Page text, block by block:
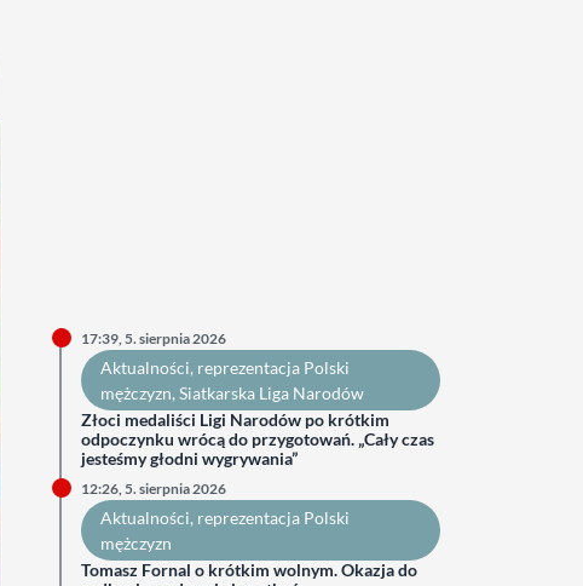
17:39, 5. sierpnia 2026
Aktualności, reprezentacja Polski
mężczyzn, Siatkarska Liga Narodów
Złoci medaliści Ligi Narodów po krótkim
odpoczynku wrócą do przygotowań. „Cały czas
jesteśmy głodni wygrywania”
12:26, 5. sierpnia 2026
Aktualności, reprezentacja Polski
mężczyzn
Tomasz Fornal o krótkim wolnym. Okazja do